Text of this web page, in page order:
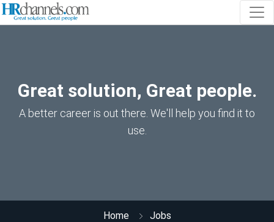
Great solution, Great people.
A better career is out there. We'll help you find it to
use.
Home Jobs